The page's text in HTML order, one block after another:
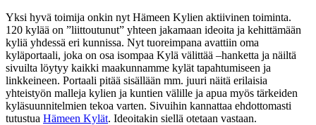
Yksi hyvä toimija onkin nyt Hämeen Kylien aktiivinen toiminta.
120 kylää on ”liittoutunut” yhteen jakamaan ideoita ja kehittämään
kyliä yhdessä eri kunnissa. Nyt tuoreimpana avattiin oma
kyläportaali, joka on osa isompaa Kylä välittää –hanketta ja näiltä
sivuilta löytyy kaikki maakunnamme kylät tapahtumiseen ja
linkkeineen. Portaali pitää sisällään mm. juuri näitä erilaisia
yhteistyön malleja kylien ja kuntien välille ja apua myös tärkeiden
kyläsuunnitelmien tekoa varten. Sivuihin kannattaa ehdottomasti
tutustua Hämeen Kylät. Ideoitakin siellä otetaan vastaan.